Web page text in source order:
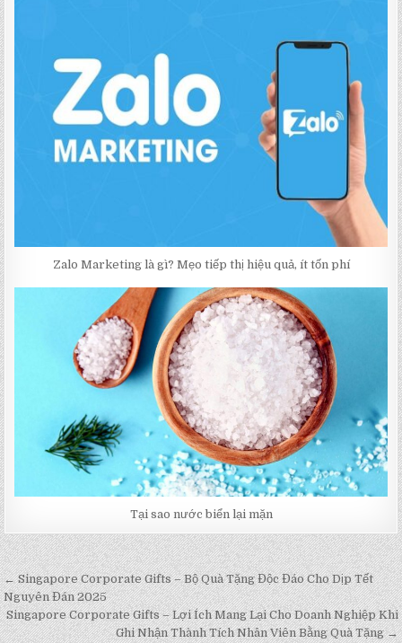
Zalo Marketing là gì? Mẹo tiếp thị hiệu quả, ít tốn phí
Tại sao nước biển lại mặn
Post
navigation
← Singapore Corporate Gifts – Bộ Quà Tặng Độc Đáo Cho Dịp Tết
Nguyên Đán 2025
Singapore Corporate Gifts – Lợi Ích Mang Lại Cho Doanh Nghiệp Khi
Ghi Nhận Thành Tích Nhân Viên Bằng Quà Tặng →